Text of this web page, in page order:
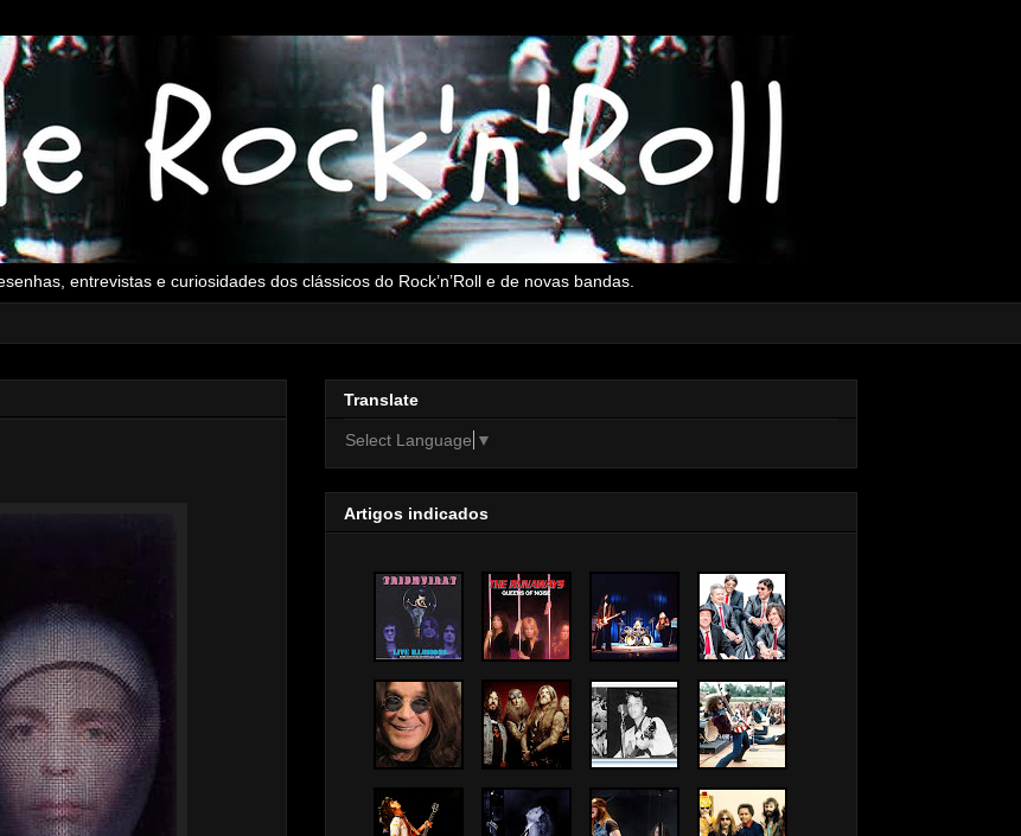
entrevistas e curiosidades dos clássicos do Rock’n’Roll e de novas bandas.
Translate
Select Language ▼
Artigos indicados